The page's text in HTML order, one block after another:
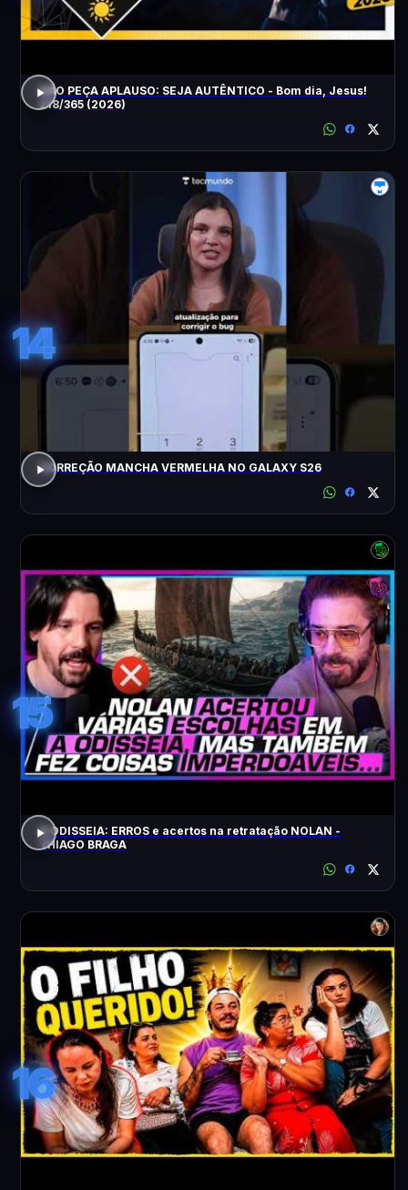
NÃO PEÇA APLAUSO: SEJA AUTÊNTICO - Bom dia, Jesus!
218/365 (2026)
14
CORREÇÃO MANCHA VERMELHA NO GALAXY S26
15
A ODISSEIA: ERROS e acertos na retratação NOLAN -
THIAGO BRAGA
16